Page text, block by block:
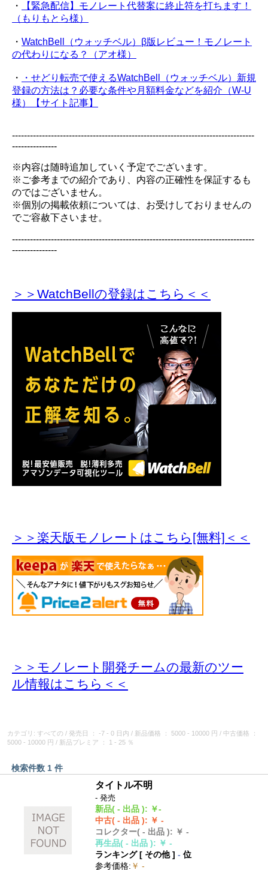
・
【緊急配信】モノレート代替案に終止符を打ちます！
（もりもとら様）
・ WatchBell（ウォッチベル）β版レビュー！モノレート
の代わりになる？（アオ様）
・
・せどり転売で使えるWatchBell（ウォッチベル）新規
登録の方法は？必要な条件や月額料金などを紹介（W-U
様）【サイト記事】
---------------------------------------------------------------------------------
---------------
※内容は随時追加していく予定でございます。
※ご参考までの紹介であり、内容の正確性を保証するも
のではございません。
※個別の掲載依頼については、お受けしておりませんの
でご容赦下さいませ。
---------------------------------------------------------------------------------
---------------
＞＞WatchBellの登録はこちら＜＜
＞＞楽天版モノレートはこちら[無料]＜＜
＞＞モノレート開発チームの最新のツー
ル情報はこちら＜＜
カテゴリ: すべての / 発売日 ： -7 - 0 日内 / 新品価格 ： 5000 - 10000 円 / 中古価格
：
5000 - 10000 円
/ 新品プレミア ： 1 - 25 ％
検索件数 1 件
タイトル不明
- 発売
新品( - 出品 ): ￥-
中古( - 出品 ): ￥ -
コレクター( - 出品 ): ￥ -
再生品( - 出品 ): ￥ -
ランキング [ その他]- 位
参考価格: ￥ -